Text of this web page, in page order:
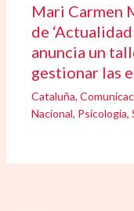
Mari Carmen
de
anuncia un
gestionar las
Cataluña,
Nacional, Psicología,